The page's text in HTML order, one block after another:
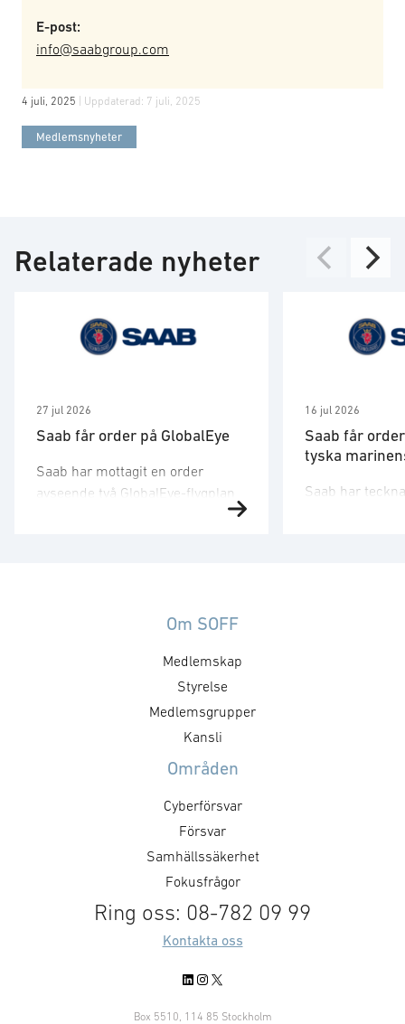
E-post:
info@saabgroup.com
4 juli, 2025 | Uppdaterad: 7 juli, 2025
Medlemsnyheter
Relaterade nyheter
27 jul 2026
Saab får order på GlobalEye
Saab har mottagit en order
avseende två GlobalEye-flygplan
understryker vårt åtagande att
spanings- och ledningsförmåga
för flera domäner. Det växande
intresset för GlobalEye på den
globala marknaden visar att
16 jul 2026
Saab får
tyska
Saab har
Om SOFF
Medlemskap
Styrelse
Medlemsgrupper
Kansli
Områden
Cyberförsvar
Försvar
Samhällssäkerhet
Fokusfrågor
Ring oss: 08-782 09 99
Kontakta oss
LinkedIn
Instagram
X
Box 5510, 114 85 Stockholm